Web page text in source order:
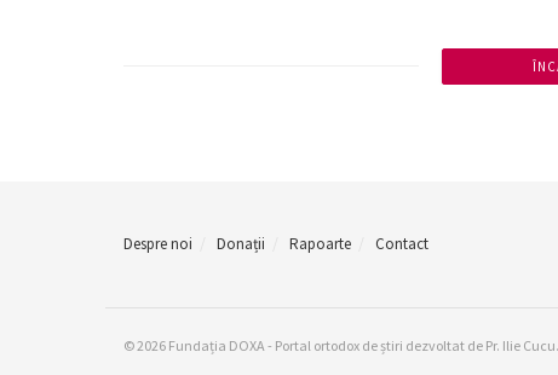
Despre noi Donații Rapoarte Contact
© 2026 Fundația DOXA - Portal ortodox de știri dezvoltat de Pr. Ilie Cucu.